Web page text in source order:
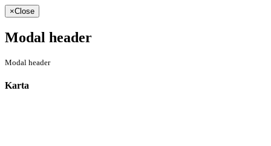
×Close
Modal header
Modal header
Karta